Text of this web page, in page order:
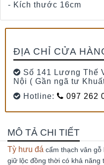
- Kích thước 16cm
ĐỊA CHỈ CỬA
Số 141 Lương Thế
Nội ( Gần ngã tư
Hotline:
097 262
MÔ TẢ CHI TIẾT
Tỳ hưu đá cẩm thạch vân gỗ
giữ lộc đồng thời có khả năng